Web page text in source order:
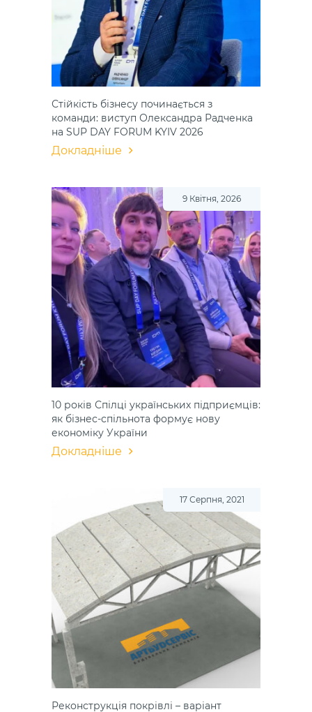
Стійкість бізнесу починається з
команди: виступ Олександра Радченка
на SUP DAY FORUM KYIV 2026
Докладніше
9 Квітня, 2026
10 років Спілці українських підприємців:
як бізнес-спільнота формує нову
економіку України
Докладніше
17 Серпня, 2021
Реконструкція покрівлі – варіант